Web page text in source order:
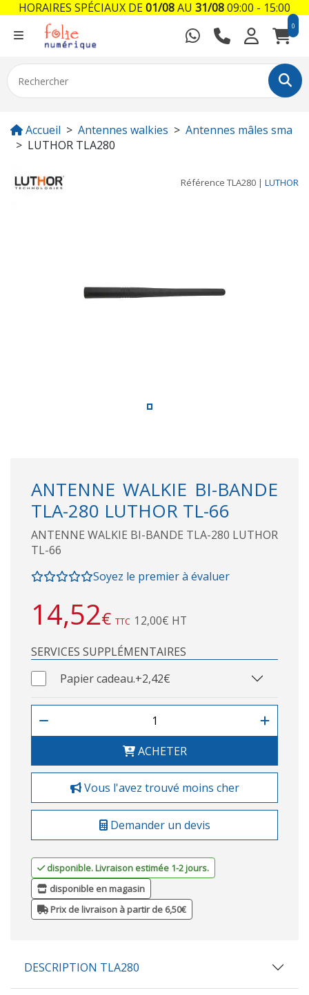
0
Accueil Antennes walkies
Antennes mâles sma
LUTHOR TLA280
Référence TLA280 | LUTHOR
ANTENNE WALKIE BI-BANDE
TLA-280 LUTHOR TL-66
ANTENNE WALKIE BI-BANDE TLA-280 LUTHOR
TL-66
Soyez le premier à évaluer
14,52€ TTC 12,00€ HT
SERVICES SUPPLÉMENTAIRES
Papier cadeau.+2,42€
ACHETER
Vous l'avez trouvé moins cher
Demander un devis
disponible. Livraison estimée 1-2 jours.
disponible en magasin
Prix de livraison à partir de 6,50€
DESCRIPTION TLA280
HORAIRES SPÉCIAUX DE01/08AU 31/0809:00 - 15:00